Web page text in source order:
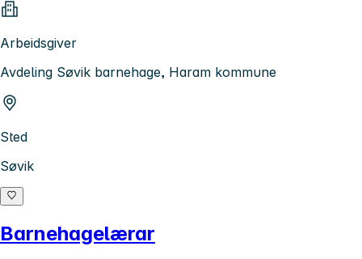
Arbeidsgiver
Avdeling Søvik barnehage, Haram kommune
Sted
Søvik
Barnehagelærar